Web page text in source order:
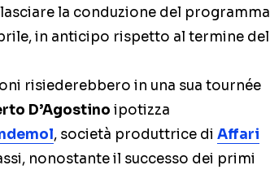
la conduzione del programma
in anticipo rispetto al termine del
risiederebbero in una sua tournée
D’Agostino ipotizza
, società produttrice di Affari
nonostante il successo dei primi